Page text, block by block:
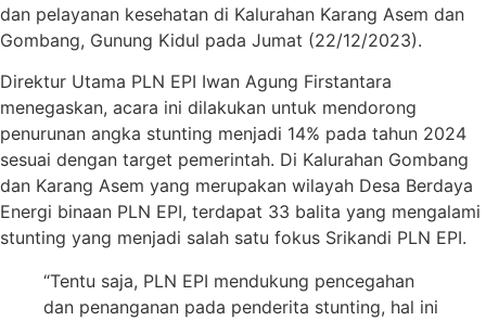
dan pelayanan kesehatan di Kalurahan Karang Asem dan
Gombang, Gunung Kidul pada Jumat (22/12/2023).
Direktur Utama PLN EPI Iwan Agung Firstantara
menegaskan, acara ini dilakukan untuk mendorong
penurunan angka stunting menjadi 14% pada tahun 2024
sesuai dengan target pemerintah. Di Kalurahan Gombang
dan Karang Asem yang merupakan wilayah Desa Berdaya
Energi binaan PLN EPI, terdapat 33 balita yang mengalami
stunting yang menjadi salah satu fokus Srikandi PLN EPI.
“Tentu saja, PLN EPI mendukung pencegahan
dan penanganan pada penderita stunting, hal ini